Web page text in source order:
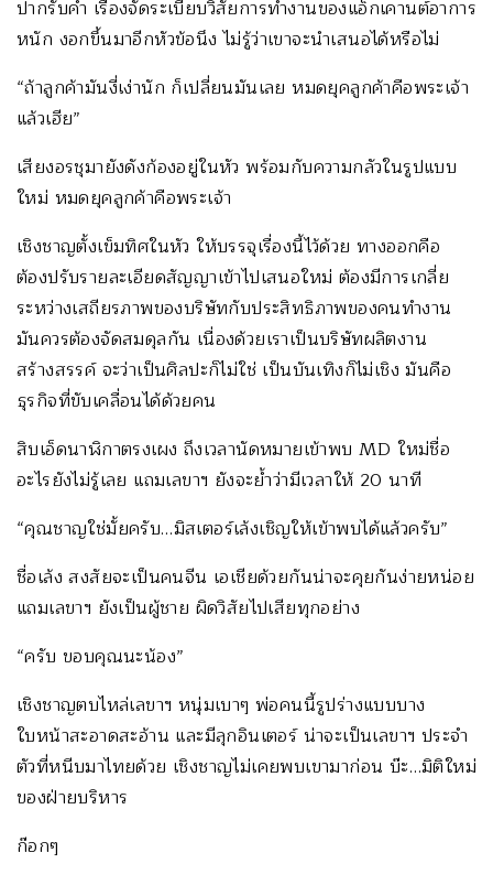
ปากรับคำ เรื่องจัดระเบียบวิสัยการทำงานของแอ็กเคานต์อาการ
หนัก งอกขึ้นมาอีกหัวข้อนึง ไม่รู้ว่าเขาจะนำเสนอได้หรือไม่
“ถ้าลูกค้ามันงี่เง่านัก ก็เปลี่ยนมันเลย หมดยุคลูกค้าคือพระเจ้า
แล้วเฮีย”
เสียงอรชุมายังดังก้องอยู่ในหัว พร้อมกับความกลัวในรูปแบบ
ใหม่ หมดยุคลูกค้าคือพระเจ้า
เชิงชาญตั้งเข็มทิศในหัว ให้บรรจุเรื่องนี้ไว้ด้วย ทางออกคือ
ต้องปรับรายละเอียดสัญญาเข้าไปเสนอใหม่ ต้องมีการเกลี่ย
ระหว่างเสถียรภาพของบริษัทกับประสิทธิภาพของคนทำงาน
มันควรต้องจัดสมดุลกัน เนื่องด้วยเราเป็นบริษัทผลิตงาน
สร้างสรรค์ จะว่าเป็นศิลปะก็ไม่ใช่ เป็นบันเทิงก็ไม่เชิง มันคือ
ธุรกิจที่ขับเคลื่อนได้ด้วยคน
สิบเอ็ดนาฬิกาตรงเผง ถึงเวลานัดหมายเข้าพบ MD ใหม่ชื่อ
อะไรยังไม่รู้เลย แถมเลขาฯ ยังจะย้ำว่ามีเวลาให้ 20 นาที
“คุณชาญใช่มั้ยครับ…มิสเตอร์เล้งเชิญให้เข้าพบได้แล้วครับ”
ชื่อเล้ง สงสัยจะเป็นคนจีน เอเชียด้วยกันน่าจะคุยกันง่ายหน่อย
แถมเลขาฯ ยังเป็นผู้ชาย ผิดวิสัยไปเสียทุกอย่าง
“ครับ ขอบคุณนะน้อง”
เชิงชาญตบไหล่เลขาฯ หนุ่มเบาๆ พ่อคนนี้รูปร่างแบบบาง
ใบหน้าสะอาดสะอ้าน และมีลุกอินเตอร์ น่าจะเป็นเลขาฯ ประจำ
ตัวที่หนีบมาไทยด้วย เชิงชาญไม่เคยพบเขามาก่อน บ๊ะ…มิติใหม่
ของฝ่ายบริหาร
ก๊อกๆ